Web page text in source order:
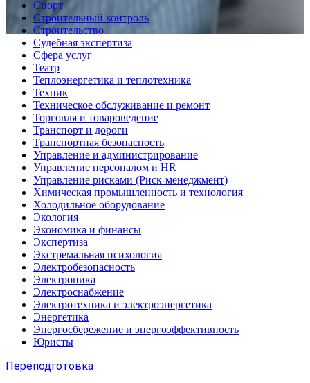
Спорт
Строительный контроль
Строительство
Судебная экспертиза
Сфера услуг
Театр
Теплоэнергетика и теплотехника
Техник
Техническое обслуживание и ремонт
Торговля и товароведение
Транспорт и дороги
Транспортная безопасность
Управление и администрирование
Управление персоналом и HR
Управление рисками (Риск-менеджмент)
Химическая промышленность и технология
Холодильное оборудование
Экология
Экономика и финансы
Экспертиза
Экстремальная психология
Электробезопасность
Электроника
Электроснабжение
Электротехника и электроэнергетика
Энергетика
Энергосбережение и энергоэффективность
Юристы
Переподготовка